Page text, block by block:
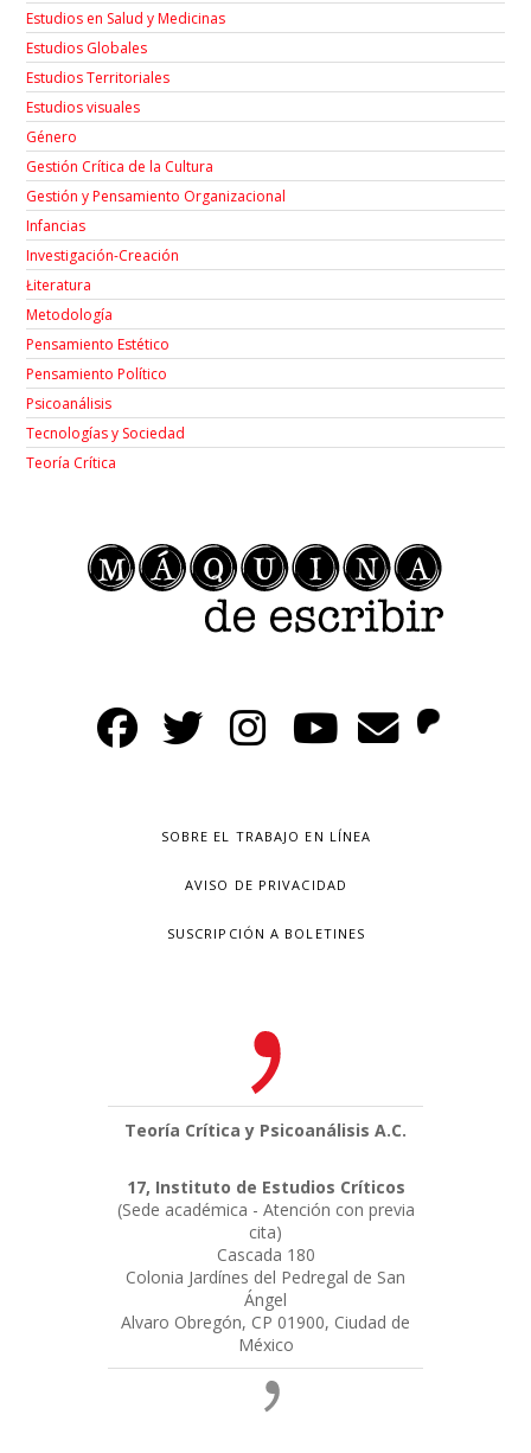
Estudios en Salud y Medicinas
Estudios Globales
Estudios Territoriales
Estudios visuales
Género
Gestión Crítica de la Cultura
Gestión y Pensamiento Organizacional
Infancias
Investigación-Creación
Łiteratura
Metodología
Pensamiento Estético
Pensamiento Político
Psicoanálisis
Tecnologías y Sociedad
Teoría Crítica
SOBRE EL TRABAJO EN LÍNEA
AVISO DE PRIVACIDAD
SUSCRIPCIÓN A BOLETINES
Teoría Crítica y Psicoanálisis A.C.
17, Instituto de Estudios Críticos
(Sede académica - Atención con previa
cita)
Cascada 180
Colonia Jardínes del Pedregal de San
Ángel
Alvaro Obregón, CP 01900, Ciudad de
México